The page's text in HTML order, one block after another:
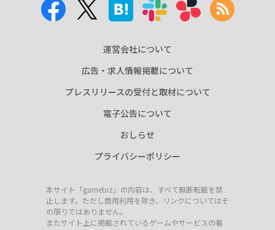
運営会社について
広告・求人情報掲載について
プレスリリースの受付と取材について
電子公告について
おしらせ
プライバシーポリシー
本サイト「gamebiz」の内容は、すべて無断転載を禁
止します。ただし商用利用を除き、リンクについてはそ
の限りではありません。
またサイト上に掲載されているゲームやサービスの著